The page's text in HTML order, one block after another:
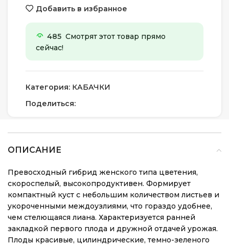
Добавить в избранное
485 Смотрят этот товар прямо
сейчас!
Категория: КАБАЧКИ
Поделиться:
ОПИСАНИЕ
Превосходный гибрид женского типа цветения,
скороспелый, высокопродуктивен. Формирует
компактный куст с небольшим количеством листьев и
укороченными междоузлиями, что гораздо удобнее,
чем стелющаяся лиана. Характеризуется ранней
закладкой первого плода и дружной отдачей урожая.
Плоды красивые, цилиндрические, темно-зеленого